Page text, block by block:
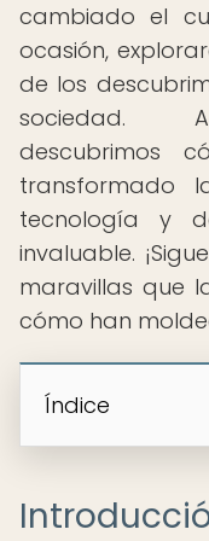
cambiado el
ocasión,
de los
sociedad.
descubrimos
transformado
tecnología y
invaluable.
maravillas que
cómo han
Índice